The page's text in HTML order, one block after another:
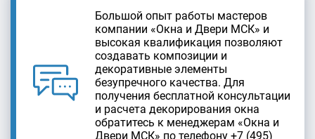
Большой опыт работы мастеров
компании «Окна и Двери МСК» и
высокая квалификация позволяют
создавать композиции и
декоративные элементы
безупречного качества. Для
получения бесплатной консультации
и расчета декорирования окна
обратитесь к менеджерам «Окна и
Двери МСК» по телефону +7 (495)